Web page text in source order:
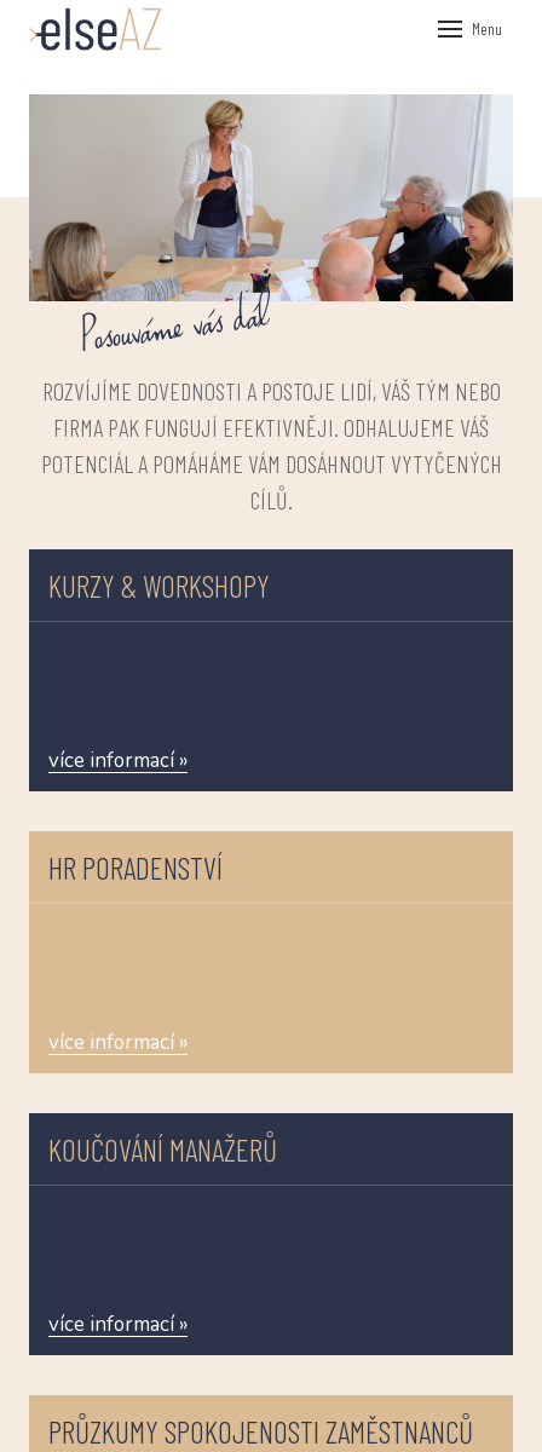
Menu
Posouváme vás dál
ROZVÍJÍME DOVEDNOSTI A POSTOJE LIDÍ, VÁŠ TÝM NEBO
FIRMA PAK FUNGUJÍ EFEKTIVNĚJI. ODHALUJEME VÁŠ
POTENCIÁL A POMÁHÁME VÁM DOSÁHNOUT VYTYČENÝCH
CÍLŮ.
KURZY & WORKSHOPY
více informací »
HR PORADENSTVÍ
více informací »
KOUČOVÁNÍ MANAŽERŮ
více informací »
PRŮZKUMY SPOKOJENOSTI ZAMĚSTNANCŮ